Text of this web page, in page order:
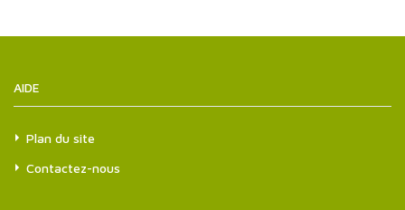
AIDE
Plan du site
Contactez-nous